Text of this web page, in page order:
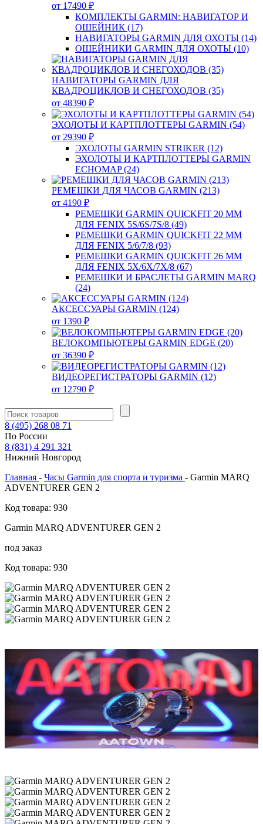
от 17490 ₽
КОМПЛЕКТЫ GARMIN: НАВИГАТОР И
ОШЕЙНИК (17)
НАВИГАТОРЫ GARMIN ДЛЯ ОХОТЫ (14)
ОШЕЙНИКИ GARMIN ДЛЯ ОХОТЫ (10)
НАВИГАТОРЫ GARMIN ДЛЯ
КВАДРОЦИКЛОВ И СНЕГОХОДОВ (35)
от 48390 ₽
ЭХОЛОТЫ И КАРТПЛОТТЕРЫ GARMIN (54)
от 29390 ₽
ЭХОЛОТЫ GARMIN STRIKER (12)
ЭХОЛОТЫ И КАРТПЛОТТЕРЫ GARMIN
ECHOMAP (24)
РЕМЕШКИ ДЛЯ ЧАСОВ GARMIN (213)
от 4190 ₽
РЕМЕШКИ GARMIN QUICKFIT 20 ММ
ДЛЯ FENIX 5S/6S/7S/8 (49)
РЕМЕШКИ GARMIN QUICKFIT 22 ММ
ДЛЯ FENIX 5/6/7/8 (93)
РЕМЕШКИ GARMIN QUICKFIT 26 ММ
ДЛЯ FENIX 5X/6X/7X/8 (67)
РЕМЕШКИ И БРАСЛЕТЫ GARMIN MARQ
(24)
АКСЕССУАРЫ GARMIN (124)
от 1390 ₽
ВЕЛОКОМПЬЮТЕРЫ GARMIN EDGE (20)
от 36390 ₽
ВИДЕОРЕГИСТРАТОРЫ GARMIN (12)
от 12790 ₽
8 (495) 268 08 71
По России
8 (831) 4 291 321
Нижний Новгород
Главная - Часы Garmin для спорта и туризма - Garmin MARQ
ADVENTURER GEN 2
Код товара: 930
Garmin MARQ ADVENTURER GEN 2
под заказ
Код товара: 930